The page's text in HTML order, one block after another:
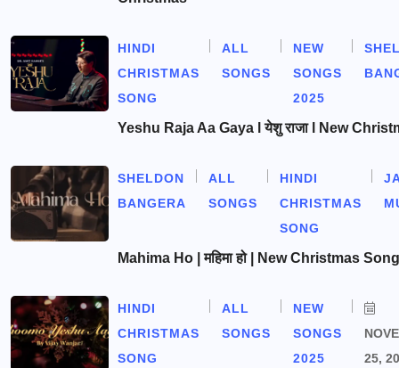
HINDI
CHRISTMAS
SONG
ALL
SONGS
NEW
SONGS
2025
Yeshu Raja Aa Gaya l येशु राजा l New
SHELDON
BANGERA
ALL
SONGS
HINDI
CHRISTMAS
SONG
Mahima Ho | महिमा हो | New Christmas Song
HINDI
CHRISTMAS
SONG
ALL
SONGS
NEW
SONGS
2025
25,